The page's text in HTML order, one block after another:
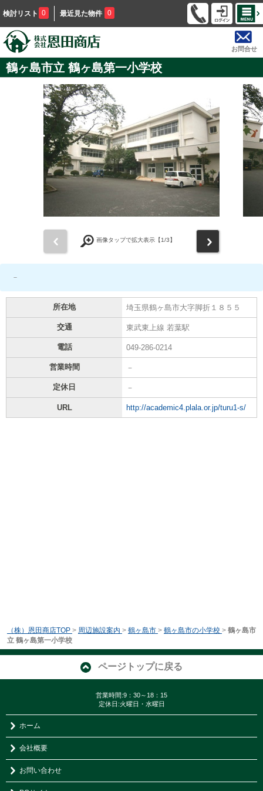
検討リスト 0 最近見た物件 0
お問合せ
鶴ヶ島市立 鶴ヶ島第一小学校
画像タップで拡大表示【1/3】
－
所在地 埼玉県鶴ヶ島市大字脚折１８５５
交通 東武東上線 若葉駅
電話 049-286-0214
営業時間 －
定休日 －
URL http://academic4.plala.or.jp/turu1-s/
（株）恩田商店TOP > 周辺施設案内 > 鶴ヶ島市 > 鶴ヶ島市の小学校 > 鶴ヶ島市
立 鶴ヶ島第一小学校
ページトップに戻る
営業時間:9：30～18：15
定休日:火曜日・水曜日
ホーム
会社概要
お問い合わせ